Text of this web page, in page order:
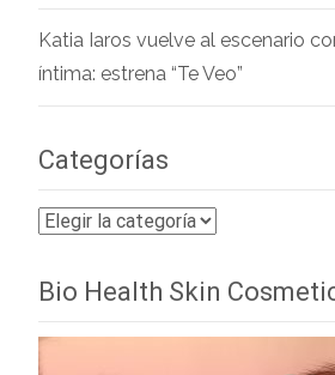
Katia Iaros vuelve al escenario
íntima: estrena “Te Veo”
Categorías
Categorías
Bio Health Skin